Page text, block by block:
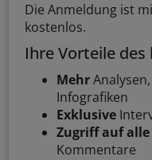
Die Anmeldung ist
kostenlos.
Ihre Vorteile
Mehr
Infografiken
Exklusive
Zugriff auf alle
Kommentare